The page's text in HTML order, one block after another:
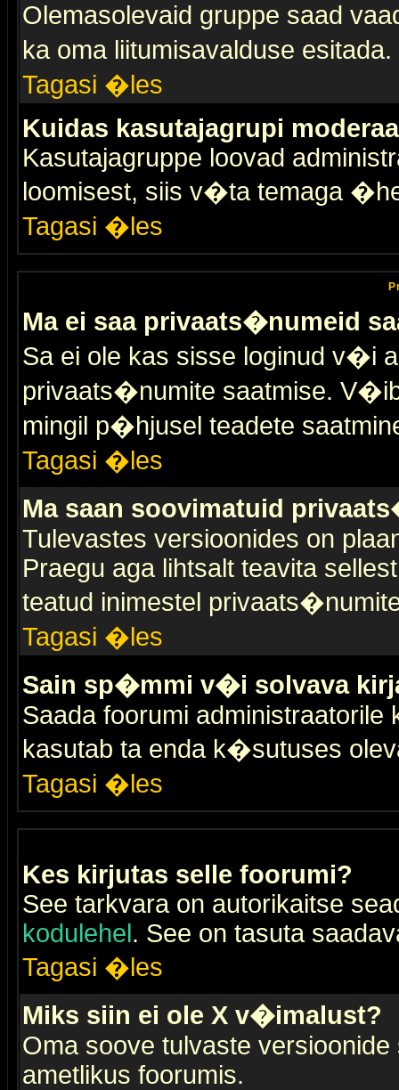
Olemasolevaid gruppe saad
ka oma liitumisavalduse
Tagasi �les
Kuidas kasutajagrupi
Kasutajagruppe loovad
loomisest, siis v�ta temaga
Tagasi �les
Ma ei saa privaats�numeid
Sa ei ole kas sisse loginud v�i
privaats�numite saatmise.
mingil p�hjusel teadete
Tagasi �les
Ma saan soovimatuid
Tulevastes versioonides on
Praegu aga lihtsalt teavita
teatud inimestel
Tagasi �les
Sain sp�mmi v�i solvava
Saada foorumi
kasutab ta enda k�sutuses
Tagasi �les
Kes kirjutas selle foorumi?
See tarkvara on autorikaitse
kodulehel. See on tasuta
Tagasi �les
Miks siin ei ole X v�imalust?
Oma soove tulvaste
ametlikus foorumis.